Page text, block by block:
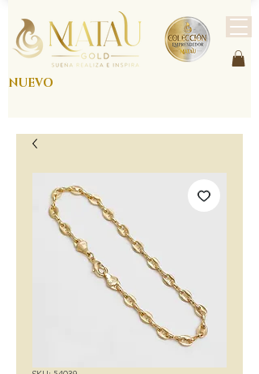
NUEVO